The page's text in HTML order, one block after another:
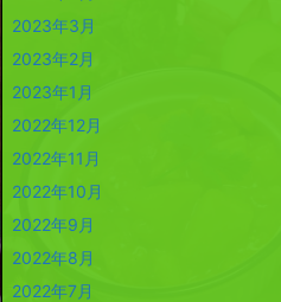
2023年3月
2023年2月
2023年1月
2022年12月
2022年11月
2022年10月
2022年9月
2022年8月
2022年7月